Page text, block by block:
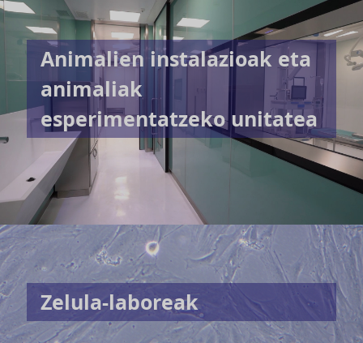
Animalien instalazioak eta
animaliak
esperimentatzeko unitatea
Zelula-laboreak